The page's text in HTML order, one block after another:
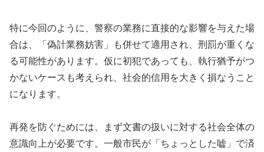
特に今回のように、警察の業務に直接的な影響を与えた場
合は、「偽計業務妨害」も併せて適用され、刑罰が重くな
る可能性があります。仮に初犯であっても、執行猶予がつ
かないケースも考えられ、社会的信用を大きく損なうこと
になります。
再発を防ぐためには、まず文書の扱いに対する社会全体の
意識向上が必要です。一般市民が「ちょっとした嘘」で済